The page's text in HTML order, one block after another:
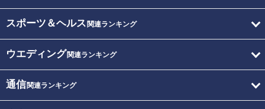
スポーツ＆ヘルス 関連ランキング
ウエディング関連ランキング
通信関連ランキング